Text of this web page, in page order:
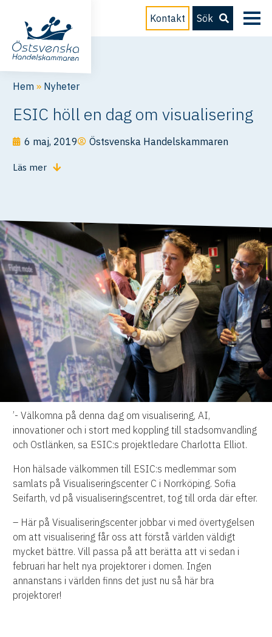
Kontakt Sök
Hem » Nyheter
ESIC höll en dag om visualisering
6 maj, 2019 Östsvenska Handelskammaren
Läs mer
’- Välkomna på denna dag om visualisering, AI,
innovationer och i stort med koppling till stadsomvandling
och Ostlänken, sa ESIC:s projektledare Charlotta Elliot.
Hon hälsade välkommen till ESIC:s medlemmar som
samlats på Visualiseringscenter C i Norrköping. Sofia
Seifarth, vd på visualiseringscentret, tog till orda där efter.
– Här på Visualiseringscenter jobbar vi med övertygelsen
om att visualisering får oss att förstå världen väldigt
mycket bättre. Vill passa på att berätta att vi sedan i
februari har helt nya projektorer i domen. Ingen
annanstans i världen finns det just nu så här bra
projektorer!